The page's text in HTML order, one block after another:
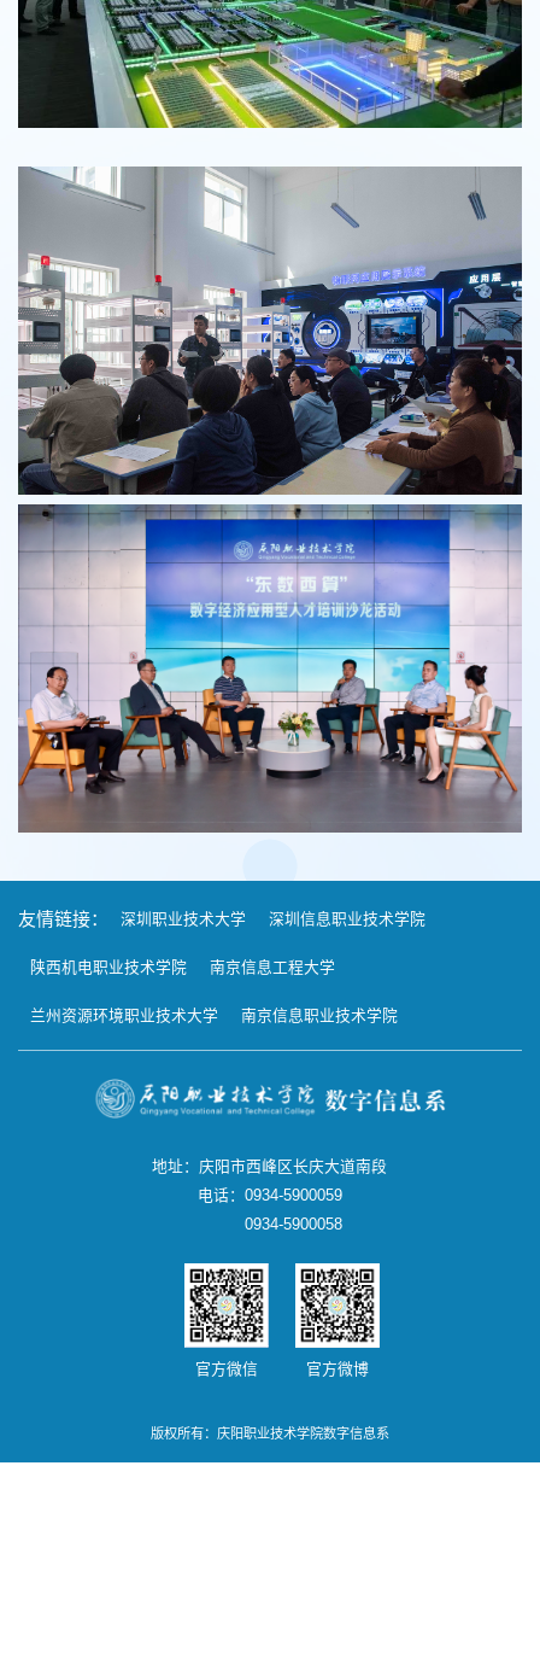
友情链接： 深圳职业技术大学 深圳信息职业技术学院
陕西机电职业技术学院 南京信息工程大学
兰州资源环境职业技术大学 南京信息职业技术学院
地址：庆阳市西峰区长庆大道南段
电话：0934-5900059
0934-5900058
官方微信 官方微博
版权所有：庆阳职业技术学院数字信息系